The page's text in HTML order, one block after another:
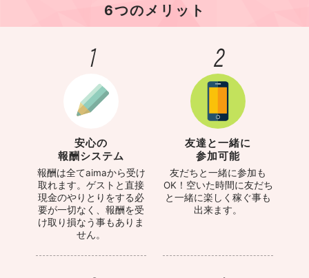
6つのメリット
1
安心の
報酬システム
報酬は全てaimaから受け
取れます。ゲストと直接
現金のやりとりをする必
要が一切なく、報酬を受
け取り損なう事もありま
せん。
2
友達と一緒に
参加可能
友だちと一緒に参加も
OK！空いた時間に友だち
と一緒に楽しく稼ぐ事も
出来ます。